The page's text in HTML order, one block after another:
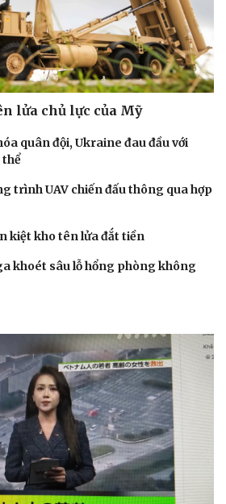
Công nghệ
Sành điệu
lửa chủ lực của Mỹ
quân đội, Ukraine đau đầu với
thể
trình UAV chiến đấu thông qua hợp
kiệt kho tên lửa đắt tiền
khoét sâu lỗ hổng phòng không